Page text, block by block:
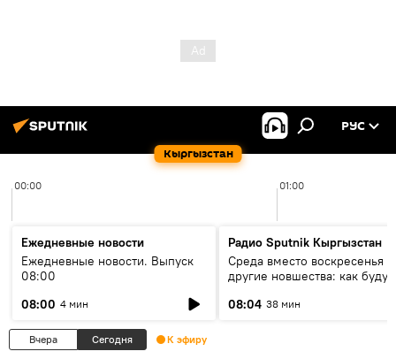
Кыргызстан
РУС
00:00 01:00
Ежедневные новости
Ежедневные новости. Выпуск
08:00
08:00 4 мин
Радио Sputnik Кыргызстан
Среда вместо воскресенья и
другие новшества: как будут
08:04 38 мин
Вчера Сегодня К эфиру